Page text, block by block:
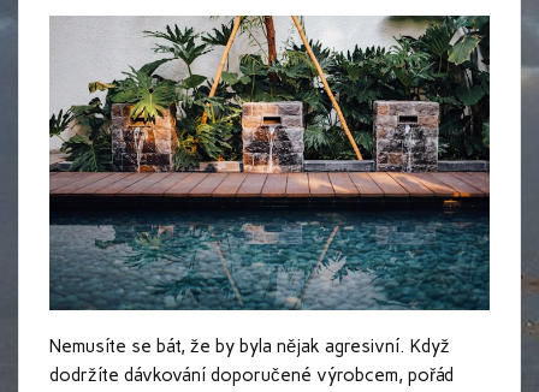
Nemusíte se bát, že by byla nějak agresivní. Když
dodržíte dávkování doporučené výrobcem, pořád